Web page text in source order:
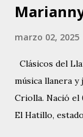
marzo 02, 2025
Clásicos del
música llanera
Criolla. Nació el
El Hatillo,